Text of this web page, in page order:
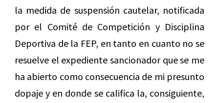
la medida de suspensión cautelar, notificada
por el Comité de Competición y Disciplina
Deportiva de la FEP, en tanto en cuanto no se
resuelve el expediente sancionador que se me
ha abierto como consecuencia de mi presunto
dopaje y en donde se califica la, consiguiente,